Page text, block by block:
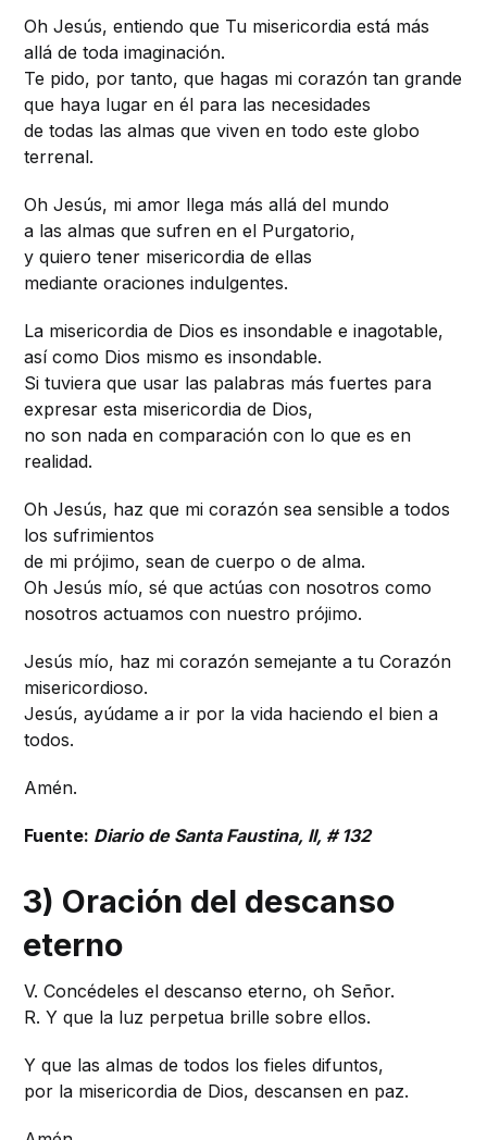
Oh Jesús, entiendo que Tu misericordia está más
allá de toda imaginación.
Te pido, por tanto, que hagas mi corazón tan grande
que haya lugar en él para las necesidades
de todas las almas que viven en todo este globo
terrenal.
Oh Jesús, mi amor llega más allá del mundo
a las almas que sufren en el Purgatorio,
y quiero tener misericordia de ellas
mediante oraciones indulgentes.
La misericordia de Dios es insondable e inagotable,
así como Dios mismo es insondable.
Si tuviera que usar las palabras más fuertes para
expresar esta misericordia de Dios,
no son nada en comparación con lo que es en
realidad.
Oh Jesús, haz que mi corazón sea sensible a todos
los sufrimientos
de mi prójimo, sean de cuerpo o de alma.
Oh Jesús mío, sé que actúas con nosotros como
nosotros actuamos con nuestro prójimo.
Jesús mío, haz mi corazón semejante a tu Corazón
misericordioso.
Jesús, ayúdame a ir por la vida haciendo el bien a
todos.
Amén.
Fuente: Diario de Santa Faustina, II, # 132
3) Oración del descanso
eterno
V. Concédeles el descanso eterno, oh Señor.
R. Y que la luz perpetua brille sobre ellos.
Y que las almas de todos los fieles difuntos,
por la misericordia de Dios, descansen en paz.